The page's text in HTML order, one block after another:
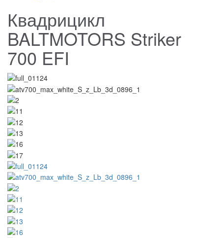
Квадрицикл
BALTMOTORS Striker
700 EFI